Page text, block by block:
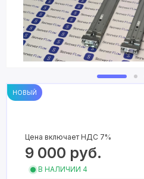
НОВЫЙ
Цена включает НДС 7%
9 000 руб.
В НАЛИЧИИ 4